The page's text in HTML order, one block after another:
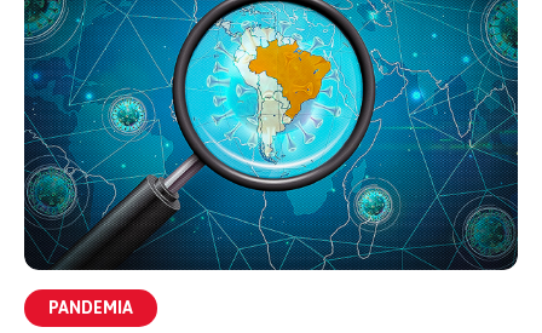
PANDEMIA